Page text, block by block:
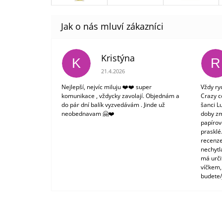
K Kristýna
Hodnocení obchodu je 5 z 5 hvězdiček.
21.4.2026
Nejlepší, nejvíc miluju ❤️❤️ super
komunikace , vždycky zavolají. Objednám a
do pár dní balík vyzvedávám . Jinde už
neobednavam 🤗❤️
R
Vždy
Crazy
šanci
doby
má